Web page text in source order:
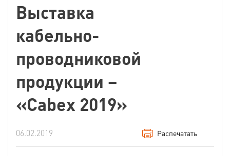
Выставка
кабельно-
проводниковой
продукции –
«Cabex 2019»
06.02.2019 Распечатать